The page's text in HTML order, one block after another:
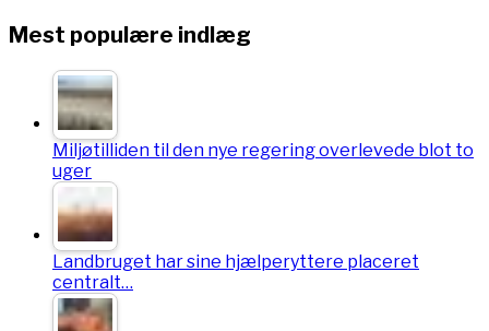
Mest populære indlæg
Miljøtilliden til den nye regering overlevede blot to
uger
Landbruget har sine hjælperyttere placeret
centralt…